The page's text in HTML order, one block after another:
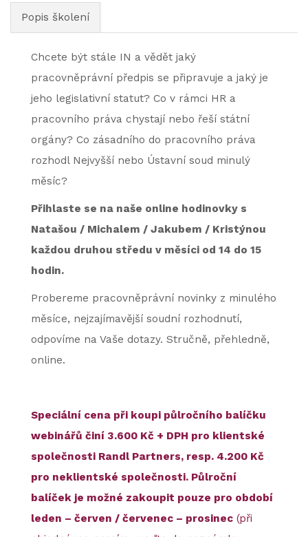
Popis školení
Chcete být stále IN a vědět jaký
pracovněprávní předpis se připravuje a jaký je
jeho legislativní statut? Co v rámci HR a
pracovního práva chystají nebo řeší státní
orgány? Co zásadního do pracovního práva
rozhodl Nejvyšší nebo Ústavní soud minulý
měsíc?
Přihlaste se na naše online hodinovky s
Natašou / Michalem / Jakubem / Kristýnou
každou druhou středu v měsíci od 14 do 15
hodin.
Probereme pracovněprávní novinky z minulého
měsíce, nejzajímavější soudní rozhodnutí,
odpovíme na Vaše dotazy. Stručně, přehledně,
online.
Speciální cena při koupi půlročního balíčku
webinářů činí 3.600 Kč + DPH pro klientské
společnosti Randl Partners, resp. 4.200 Kč
pro neklientské společnosti. Půlroční
balíček je možné zakoupit pouze pro období
leden – červen / červenec – prosinec (při